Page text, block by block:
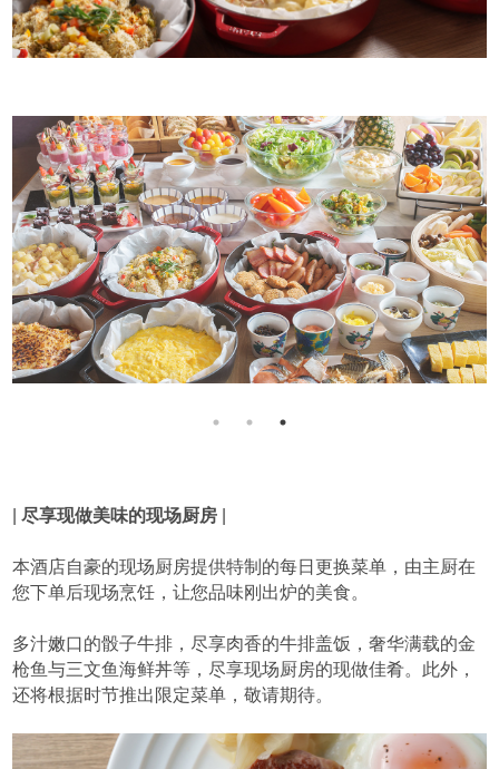
|尽享现做美味的现场厨房
本酒店自豪的现场厨房提供特制的每日更换菜单，由主厨在
您下单后现场烹饪，让您品味刚出炉的美食。
多汁嫩口的骰子牛排，尽享肉香的牛排盖饭，奢华满载的金
枪鱼与三文鱼海鲜丼等，尽享现场厨房的现做佳肴。此外，
还将根据时节推出限定菜单，敬请期待。